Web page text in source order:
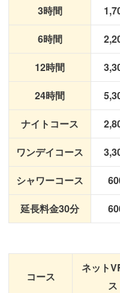
3時間
6時間
12時間
24時間
ナイトコース
ワンデイコース
シャワーコース
延長料金30分
コース
ネット
ス